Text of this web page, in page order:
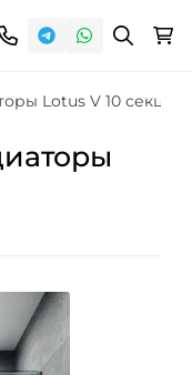
Lotus V 10 секции